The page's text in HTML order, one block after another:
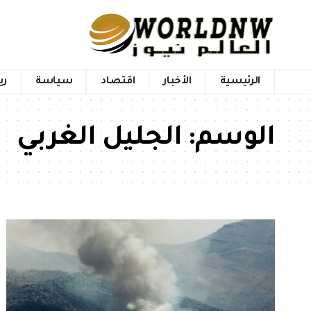
الرئيسية الأخبار اقتصاد سياسة
الوسم:الجليل الغربي